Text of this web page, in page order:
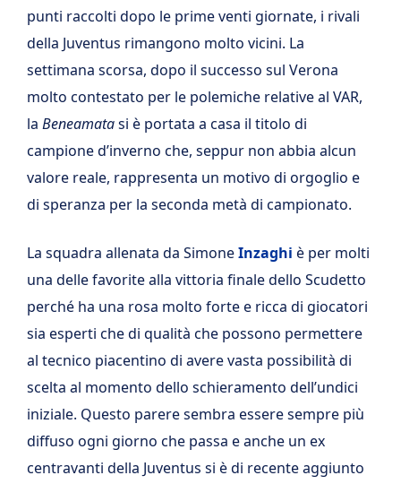
punti raccolti dopo le prime venti giornate, i rivali
della Juventus rimangono molto vicini. La
settimana scorsa, dopo il successo sul Verona
molto contestato per le polemiche relative al VAR,
la Beneamatasi è portata a casa il titolo di
campione d’inverno che, seppur non abbia alcun
valore reale, rappresenta un motivo di orgoglio e
di speranza per la seconda metà di campionato.
La squadra allenata da SimoneInzaghi è per molti
una delle favorite alla vittoria finale dello Scudetto
perché ha una rosa molto forte e ricca di giocatori
sia esperti che di qualità che possono permettere
al tecnico piacentino di avere vasta possibilità di
scelta al momento dello schieramento dell’undici
iniziale. Questo parere sembra essere sempre più
diffuso ogni giorno che passa e anche un ex
centravanti della Juventus si è di recente aggiunto